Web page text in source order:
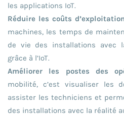
les applications IoT.
Réduire les coûts
machines, les temps de
de vie des installations avec
grâce à l’IoT.
Améliorer les postes des
mobilité, c’est visualiser les
assister les techniciens et
des installations avec la réalité